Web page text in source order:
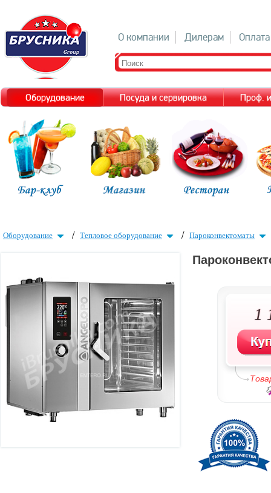
О компании Дилерам Оплата
Оборудование Посуда и сервировка Проф.
Оборудование / Тепловое оборудование / Пароконвектоматы
1